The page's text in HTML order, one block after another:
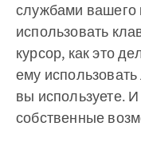
службами
использовать
курсор, как это
ему
вы используете.
собственные